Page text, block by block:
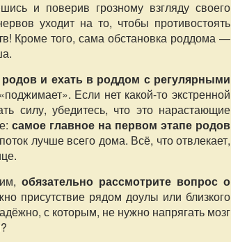
и поверив грозному взгляду своего
уходит на то, чтобы противостоять
Кроме того, сама обстановка роддома —
и ехать в роддом с регулярными
Если нет какой-то экстренной
силу, убедитесь, что это нарастающие
самое главное на первом этапе родов
лучше всего дома. Всё, что отвлекает,
обязательно рассмотрите вопрос о
присутствие рядом доулы или близкого
с которым, не нужно напрягать мозг